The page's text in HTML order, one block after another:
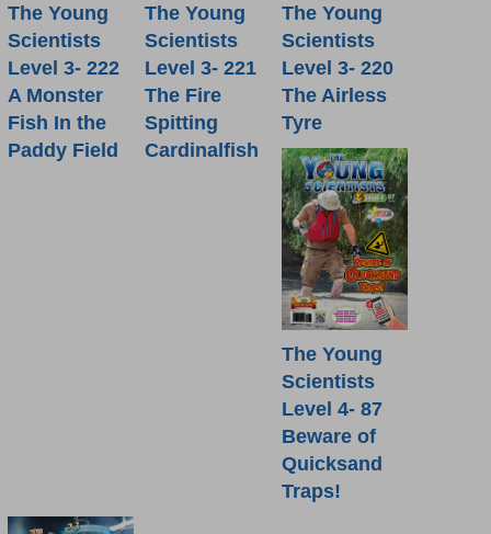
The Young
Scientists
Level 3- 222
A Monster
Fish In the
Paddy Field
The Young
Scientists
Level 3- 221
The Fire
Spitting
Cardinalfish
The Young
Scientists
Level 3- 220
The Airless
Tyre
The Young
Scientists
Level 4- 87
Beware of
Quicksand
Traps!